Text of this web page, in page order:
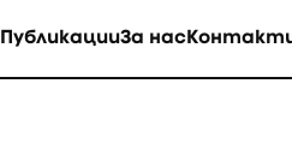
ПубликацииЗа нас